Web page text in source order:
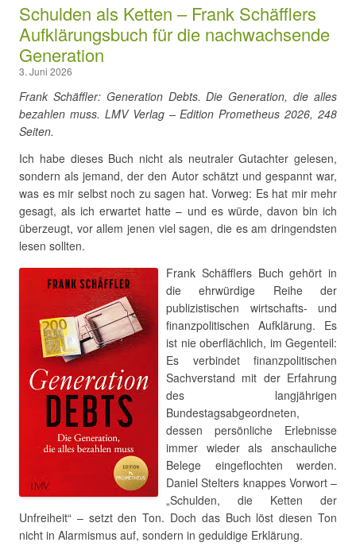
Schulden als Ketten – Frank Schäfflers
Aufklärungsbuch für die nachwachsende
Generation
3. Juni 2026
Frank Schäffler: Generation Debts. Die Generation, die alles
bezahlen muss. LMV Verlag – Edition Prometheus 2026, 248
Seiten.
Ich habe dieses Buch nicht als neutraler Gutachter gelesen,
sondern als jemand, der den Autor schätzt und gespannt war,
was es mir selbst noch zu sagen hat. Vorweg: Es hat mir mehr
gesagt, als ich erwartet hatte – und es würde, davon bin ich
überzeugt, vor allem jenen viel sagen, die es am dringendsten
lesen sollten.
Frank Schäfflers Buch gehört in
die ehrwürdige Reihe der
publizistischen wirtschafts- und
finanzpolitischen Aufklärung. Es
ist nie oberflächlich, im Gegenteil:
Es verbindet finanzpolitischen
Sachverstand mit der Erfahrung
des langjährigen
Bundestagsabgeordneten,
dessen persönliche Erlebnisse
immer wieder als anschauliche
Belege eingeflochten werden.
Daniel Stelters knappes Vorwort –
„Schulden, die Ketten der
Unfreiheit“ – setzt den Ton. Doch das Buch löst diesen Ton
nicht in Alarmismus auf, sondern in geduldige Erklärung.